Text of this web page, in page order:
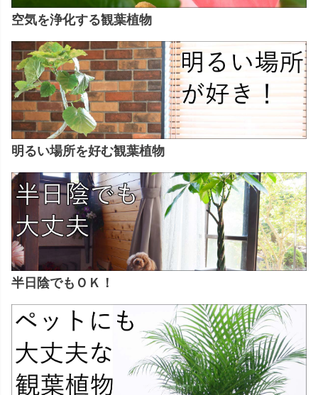
空気を浄化する観葉植物
明るい場所を好む観葉植物
半日陰でもＯＫ！